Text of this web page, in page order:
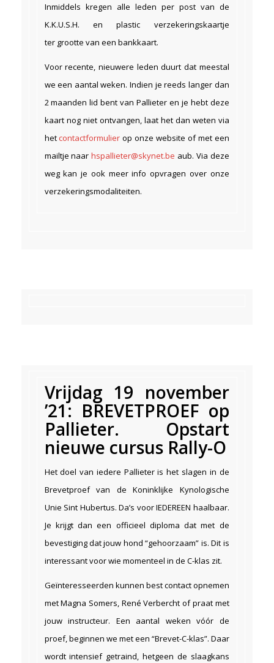
Inmiddels kregen alle leden per post van de
K.K.U.S.H. en plastic verzekeringskaartje
ter grootte van een bankkaart.
Voor recente, nieuwere leden duurt dat meestal
we een aantal weken. Indien je reeds langer dan
2 maanden lid bent van Pallieter en je hebt deze
kaart nog niet ontvangen, laat het dan weten via
hetcontactformulier op onze website of met een
mailtje naarhspallieter@skynet.be aub. Via deze
weg kan je ook meer info opvragen over onze
verzekeringsmodaliteiten.
Vrijdag 19 november
’21: BREVETPROEF op
Pallieter. Opstart
nieuwe cursus Rally-O
Het doel van iedere Pallieter is het slagen in de
Brevetproef van de Koninklijke Kynologische
Unie Sint Hubertus. Da’s voor IEDEREEN haalbaar.
Je krijgt dan een officieel diploma dat met de
bevestiging dat jouw hond “gehoorzaam” is. Dit is
interessant voor wie momenteel in de C-klas zit.
Geïnteresseerden kunnen best contact opnemen
met Magna Somers, René Verbercht of praat met
jouw instructeur. Een aantal weken vóór de
proef, beginnen we met een “Brevet-C-klas”. Daar
wordt intensief getraind, hetgeen de slaagkans